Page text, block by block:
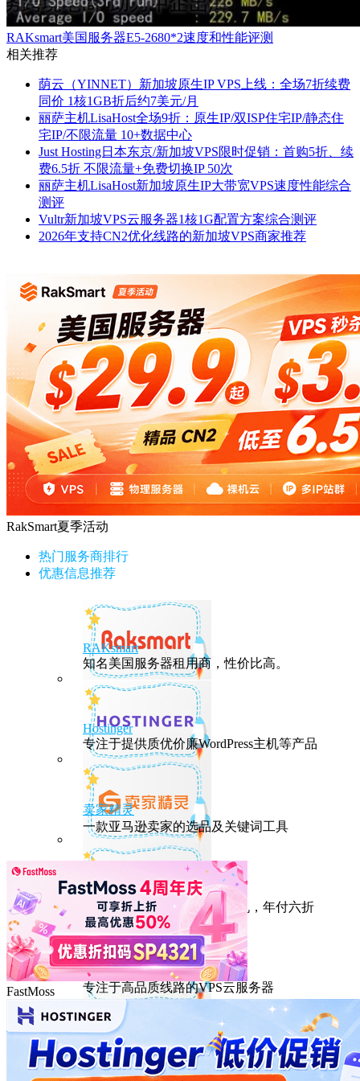
RAKsmart美国服务器E5-2680*2速度和性能评测
相关推荐
荫云（YINNET）新加坡原生IP VPS上线：全场7折续费
同价 1核1GB折后约7美元/月
丽萨主机LisaHost全场9折：原生IP/双ISP住宅IP/静态住
宅IP/不限流量 10+数据中心
Just Hosting日本东京/新加坡VPS限时促销：首购5折、续
费6.5折 不限流量+免费切换IP 50次
丽萨主机LisaHost新加坡原生IP大带宽VPS速度性能综合
测评
Vultr新加坡VPS云服务器1核1G配置方案综合测评
2026年支持CN2优化线路的新加坡VPS商家推荐
RakSmart夏季活动
热门服务商排行
优惠信息推荐
RAKsmart
知名美国服务器租用商，性价比高。
Hostinger
专注于提供质优价廉WordPress主机等产品
卖家精灵
一款亚马逊卖家的选品及关键词工具
HostEase
性能出众的高性价比美国主机，年付六折
DMIT
专注于高品质线路的VPS云服务器
FastMoss